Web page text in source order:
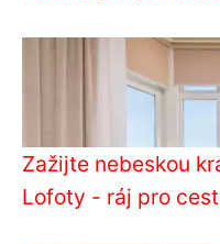
Zažijte nebeskou
Lofoty - ráj pro